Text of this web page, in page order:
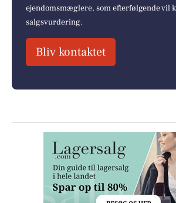
ejendomsmæglere, som efterfølgende vil
salgsvurdering.
Bliv kontaktet